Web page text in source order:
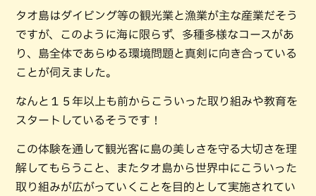
タオ島はダイビング等の観光業と漁業が主な産業だそう
ですが、このように海に限らず、多種多様なコースがあ
り、島全体であらゆる環境問題と真剣に向き合っている
ことが伺えました。
なんと１５年以上も前からこういった取り組みや教育を
スタートしているそうです！
この体験を通して観光客に島の美しさを守る大切さを理
解してもらうこと、またタオ島から世界中にこういった
取り組みが広がっていくことを目的として実施されてい